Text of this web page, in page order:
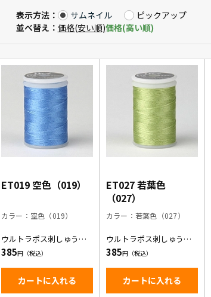
表示方法： サムネイル
ピックアップ
並べ替え： 価格(安い順)価格(高い順)
ET019 空色（019）
カラー：空色（019）
ウルトラポス刺しゅう糸/
空色
385
カートに入れる
ET027 若葉色
（027）
カラー：若葉色（027）
ウルトラポス刺しゅう糸/
若葉色
385
カートに入れる